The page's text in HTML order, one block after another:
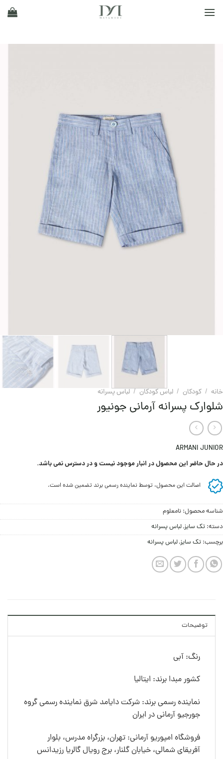
خانه / کودکان / لباس کودکان / لباس پسرانه
شلوارک پسرانه آرمانی جونیور
ARMANI JUNIOR
در حال حاضر این محصول در انبار موجود نیست و در دسترس نمی باشد.
اصالت این محصول، توسط نماینده رسمی برند تضمین شده است.
شناسه محصول: نامعلوم
دسته: تک سایز,لباس پسرانه
برچسب: تک سایز,لباس پسرانه
توضیحات
رنگ: آبی
کشور مبدا برند: ایتالیا
نماینده رسمی برند: شرکت دایامد شرق نماینده رسمی گروه
جورجیو آرمانی در ایران
فروشگاه امپوریو آرمانی: تهران، بزرگراه مدرس، بلوار
آفریقای شمالی، خیابان گلنار، برج رویال گالریا رزیدانس